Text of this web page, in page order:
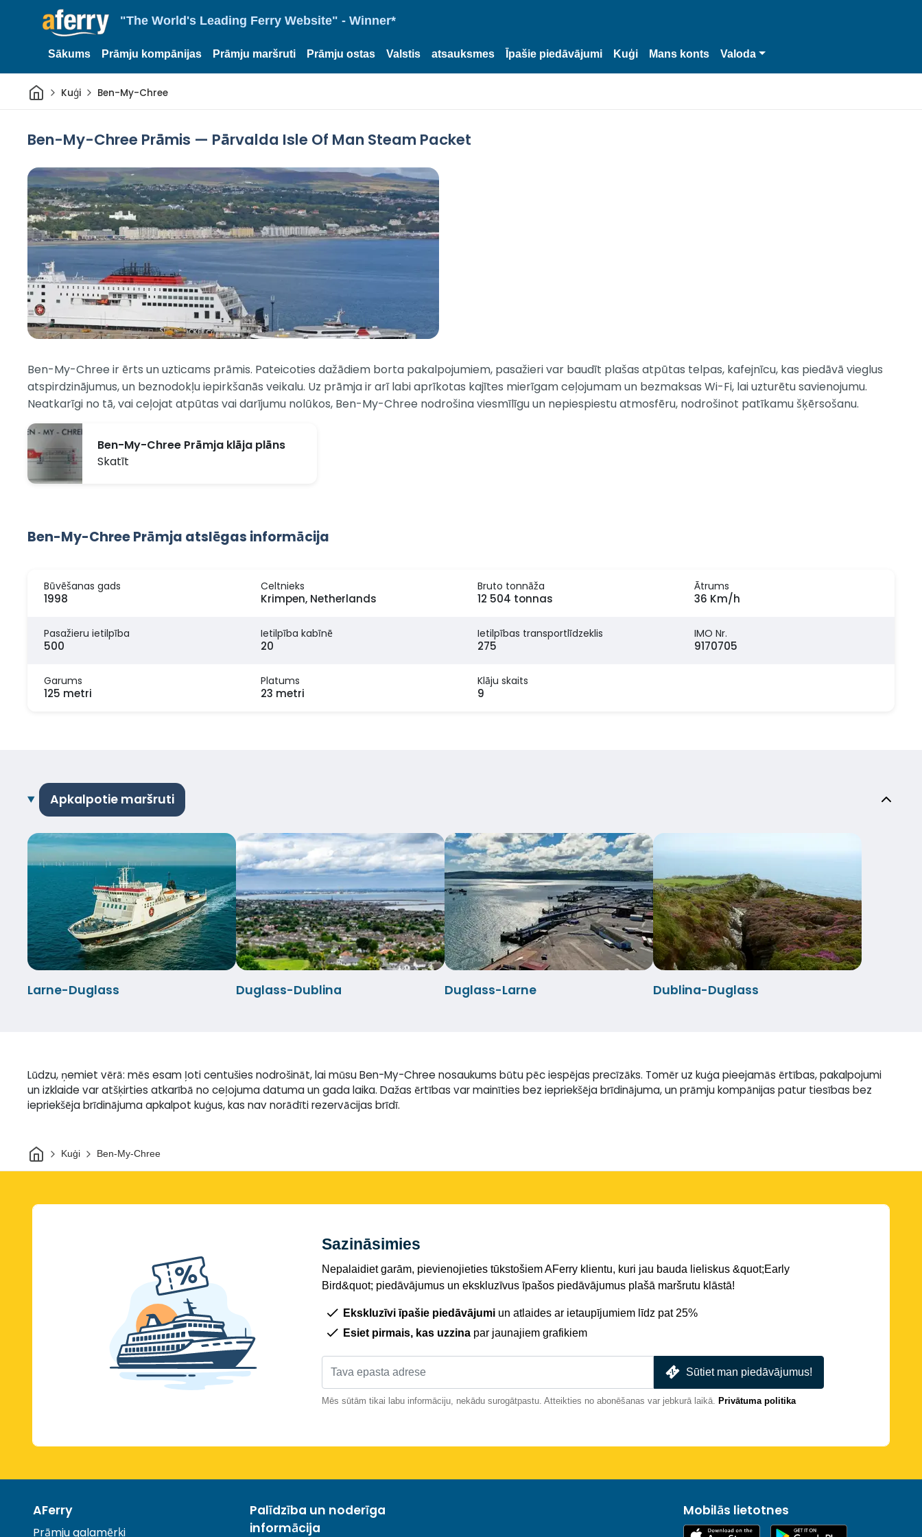
"The World's Leading Ferry Website" - Winner*
Sākums Prāmju kompānijas Prāmju maršruti Prāmju ostas Valstis atsauksmes Īpašie piedāvājumi Kuģi Mans konts Valoda
Sākums
Kuģi Ben-My-Chree
Ben-My-Chree Prāmis — Pārvalda Isle Of Man Steam Packet
Ben-My-Chree ir ērts un uzticams prāmis. Pateicoties dažādiem borta pakalpojumiem, pasažieri var baudīt plašas atpūtas telpas, kafejnīcu, kas piedāvā vieglus
atspirdzinājumus, un beznodokļu iepirkšanās veikalu. Uz prāmja ir arī labi aprīkotas kajītes mierīgam ceļojumam un bezmaksas Wi-Fi, lai uzturētu savienojumu.
Neatkarīgi no tā, vai ceļojat atpūtas vai darījumu nolūkos, Ben-My-Chree nodrošina viesmīlīgu un nepiespiestu atmosfēru, nodrošinot patīkamu šķērsošanu.
Ben-My-Chree Prāmja klāja plāns
Skatīt
Ben-My-Chree Prāmja atslēgas informācija
Būvēšanas gads
1998
Celtnieks
Krimpen, Netherlands
Bruto tonnāža
12 504 tonnas
Ātrums
36 Km/h
Pasažieru ietilpība
500
Ietilpība kabīnē
20
Ietilpības transportlīdzeklis
275
IMO Nr.
9170705
Garums
125 metri
Platums
23 metri
Klāju skaits
9
Apkalpotie maršruti
Larne-Duglass Duglass-Dublina Duglass-Larne Dublina-Duglass
Lūdzu, ņemiet vērā: mēs esam ļoti centušies nodrošināt, lai mūsu Ben-My-Chree nosaukums būtu pēc iespējas precīzāks. Tomēr uz kuģa pieejamās ērtības, pakalpojumi
un izklaide var atšķirties atkarībā no ceļojuma datuma un gada laika. Dažas ērtības var mainīties bez iepriekšēja brīdinājuma, un prāmju kompānijas patur tiesības bez
iepriekšēja brīdinājuma apkalpot kuģus, kas nav norādīti rezervācijas brīdī.
Sākums
Kuģi Ben-My-Chree
Sazināsimies
Nepalaidiet garām, pievienojieties tūkstošiem AFerry klientu, kuri jau bauda lieliskus &quot;Early
Bird&quot; piedāvājumus un ekskluzīvus īpašos piedāvājumus plašā maršrutu klāstā!
Ekskluzīvi īpašie piedāvājumi un atlaides ar ietaupījumiem līdz pat 25%
Esiet pirmais, kas uzzina par jaunajiem grafikiem
Sūtiet man piedāvājumus!
Mēs sūtām tikai labu informāciju, nekādu surogātpastu. Atteikties no abonēšanas var jebkurā laikā. Privātuma politika
AFerry
Prāmju galamērķi
Palīdzība un noderīga
informācija
Mobilās lietotnes